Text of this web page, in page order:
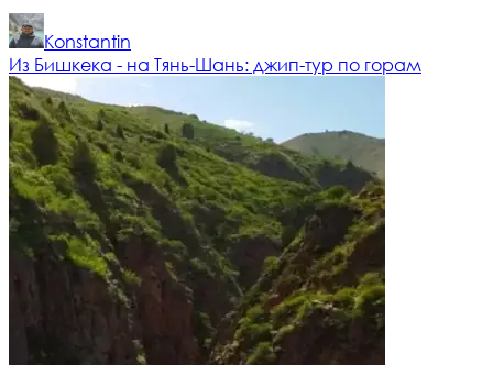
Konstantin
Из Бишкека - на Тянь-Шань: джип-тур по горам